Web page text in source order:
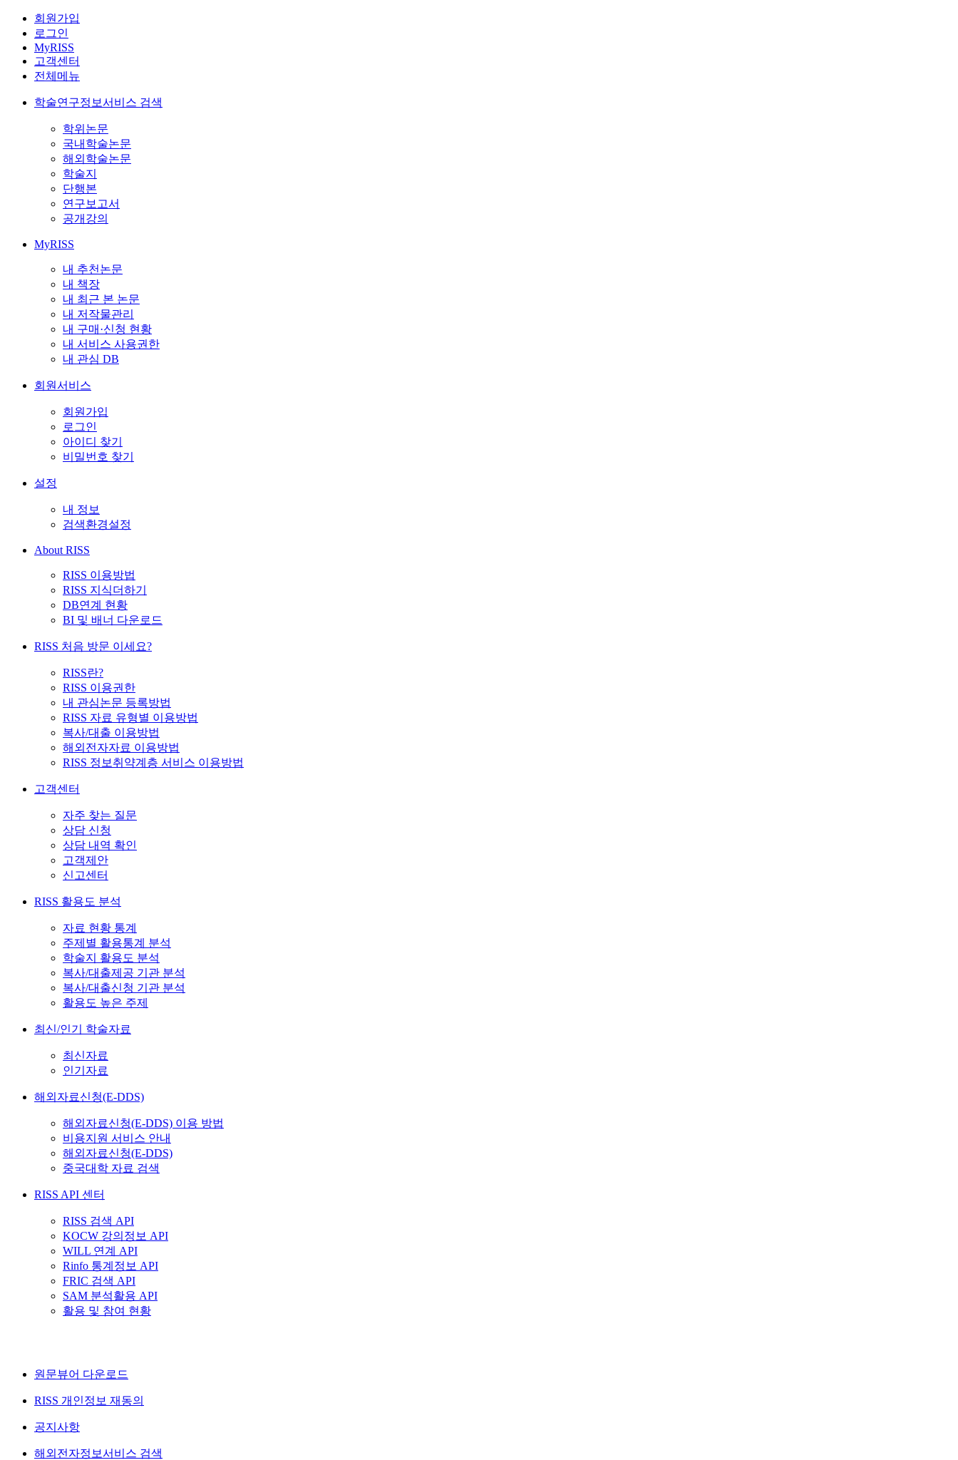
회원가입
로그인
MyRISS
고객센터
전체메뉴
학술연구정보서비스 검색
학위논문
국내학술논문
해외학술논문
학술지
단행본
연구보고서
공개강의
MyRISS
내 추천논문
내 책장
내 최근 본 논문
내 저작물관리
내 구매·신청 현황
내 서비스 사용권한
내 관심 DB
회원서비스
회원가입
로그인
아이디 찾기
비밀번호 찾기
설정
내 정보
검색환경설정
About RISS
RISS 이용방법
RISS 지식더하기
DB연계 현황
BI 및 배너 다운로드
RISS 처음 방문 이세요?
RISS란?
RISS 이용권한
내 관심논문 등록방법
RISS 자료 유형별 이용방법
복사/대출 이용방법
해외전자자료 이용방법
RISS 정보취약계층 서비스 이용방법
고객센터
자주 찾는 질문
상담 신청
상담 내역 확인
고객제안
신고센터
RISS 활용도 분석
자료 현황 통계
주제별 활용통계 분석
학술지 활용도 분석
복사/대출제공 기관 분석
복사/대출신청 기관 분석
활용도 높은 주제
최신/인기 학술자료
최신자료
인기자료
해외자료신청(E-DDS)
해외자료신청(E-DDS) 이용 방법
비용지원 서비스 안내
해외자료신청(E-DDS)
중국대학 자료 검색
RISS API 센터
RISS 검색 API
KOCW 강의정보 API
WILL 연계 API
Rinfo 통계정보 API
FRIC 검색 API
SAM 분석활용 API
활용 및 참여 현황
원문뷰어 다운로드
RISS 개인정보 재동의
공지사항
해외전자정보서비스 검색